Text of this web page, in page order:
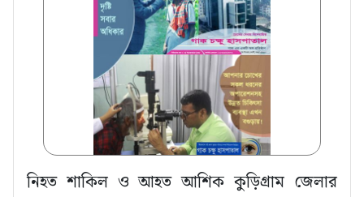
নিহত শাকিল ও আহত আশিক কুড়িগ্রাম জেলার